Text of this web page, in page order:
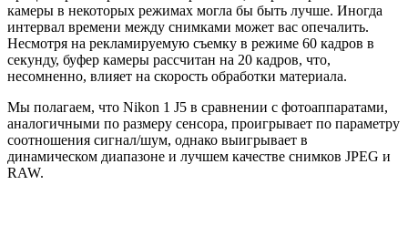
камеры в некоторых режимах могла бы быть лучше. Иногда
интервал времени между снимками может вас опечалить.
Несмотря на рекламируемую съемку в режиме 60 кадров в
секунду, буфер камеры рассчитан на 20 кадров, что,
несомненно, влияет на скорость обработки материала.
Мы полагаем, что Nikon 1 J5 в сравнении с фотоаппаратами,
аналогичными по размеру сенсора, проигрывает по параметру
соотношения сигнал/шум, однако выигрывает в
динамическом диапазоне и лучшем качестве снимков JPEG и
RAW.